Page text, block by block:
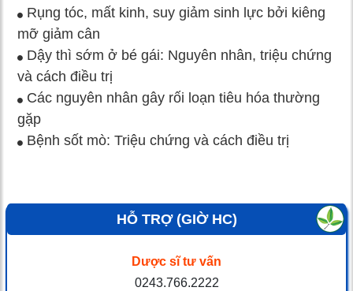
Rụng tóc, mất kinh, suy giảm sinh lực bởi kiêng
mỡ giảm cân
Dậy thì sớm ở bé gái: Nguyên nhân, triệu chứng
và cách điều trị
Các nguyên nhân gây rối loạn tiêu hóa thường
gặp
Bệnh sốt mò: Triệu chứng và cách điều trị
HỖ TRỢ (GIỜ HC)
Dược sĩ tư vấn
0243.766.2222